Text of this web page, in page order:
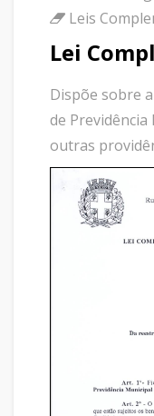
Leis
Lei
Dispõe sobre
de Previdência
outras